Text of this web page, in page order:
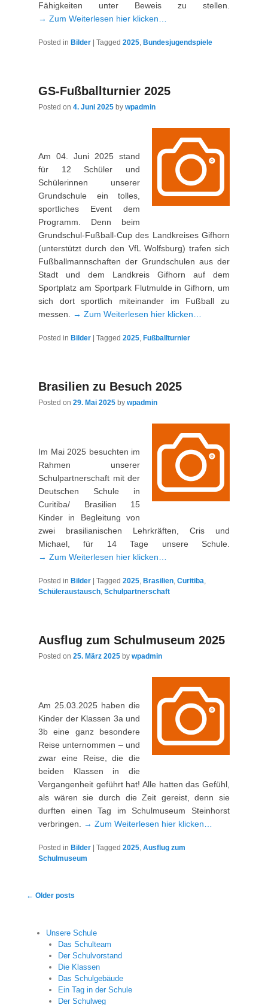
Fähigkeiten unter Beweis zu stellen.
→ Zum Weiterlesen hier klicken…
Posted in Bilder Tagged 2025, Bundesjugendspiele
GS-Fußballturnier 2025
Posted on 4. Juni 2025 by wpadmin
Am 04. Juni 2025 stand
für 12 Schüler und
Schülerinnen unserer
Grundschule ein tolles,
sportliches Event dem
Programm. Denn beim
Grundschul-Fußball-Cup des Landkreises Gifhorn
(unterstützt durch den VfL Wolfsburg) trafen sich
Fußballmannschaften der Grundschulen aus der
Stadt und dem Landkreis Gifhorn auf dem
Sportplatz am Sportpark Flutmulde in Gifhorn, um
sich dort sportlich miteinander im Fußball zu
messen. → Zum Weiterlesen hier klicken…
Posted in Bilder Tagged 2025, Fußballturnier
Brasilien zu Besuch 2025
Posted on 29. Mai 2025 by wpadmin
Im Mai 2025 besuchten im
Rahmen unserer
Schulpartnerschaft mit der
Deutschen Schule in
Curitiba/ Brasilien 15
Kinder in Begleitung von
zwei brasilianischen Lehrkräften, Cris und
Michael, für 14 Tage unsere Schule.
→ Zum Weiterlesen hier klicken…
Posted in Bilder Tagged 2025, Brasilien, Curitiba,
Schüleraustausch, Schulpartnerschaft
Ausflug zum Schulmuseum 2025
Posted on 25. März 2025 by wpadmin
Am 25.03.2025 haben die
Kinder der Klassen 3a und
3b eine ganz besondere
Reise unternommen – und
zwar eine Reise, die die
beiden Klassen in die
Vergangenheit geführt hat! Alle hatten das Gefühl,
als wären sie durch die Zeit gereist, denn sie
durften einen Tag im Schulmuseum Steinhorst
verbringen. → Zum Weiterlesen hier klicken…
Posted in Bilder Tagged 2025, Ausflug zum
Schulmuseum
Post
← Older posts
Unsere Schule
Das Schulteam
Der Schulvorstand
Die Klassen
Das Schulgebäude
Ein Tag in der Schule
Der Schulweg